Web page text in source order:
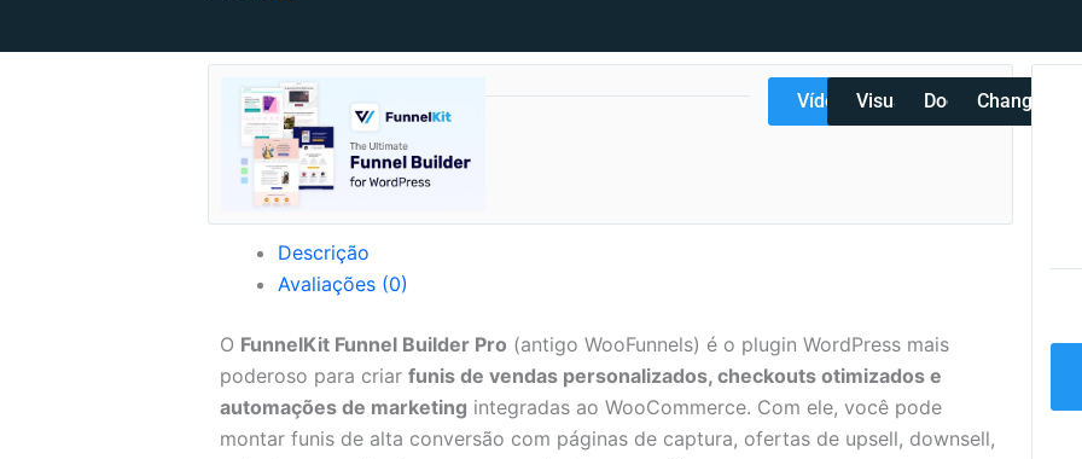
VídeosVisualizarDocs Changelog
Descrição
Avaliações (0)
O FunnelKit Funnel Builder Pro (antigo WooFunnels) é o plugin WordPress mais
poderoso para criar funis de vendas personalizados, checkouts otimizados e
automações de marketing integradas ao WooCommerce. Com ele, você pode
montar funis de alta conversão com páginas de captura, ofertas de upsell, downsell,